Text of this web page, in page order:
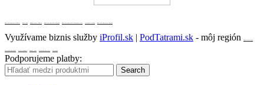
Využívame biznis služby iProfil.sk | PodTatrami.sk - môj región
Podporujeme platby:
Search